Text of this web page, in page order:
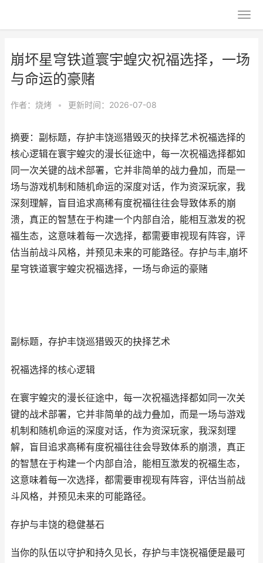
崩坏星穹铁道寰宇蝗灾祝福选择，一场
与命运的豪赌
作者： 烧烤 • 更新时间：2026-07-08
摘要：副标题，存护丰饶巡猎毁灭的抉择艺术祝福选择的
核心逻辑在寰宇蝗灾的漫长征途中，每一次祝福选择都如
同一次关键的战术部署，它并非简单的战力叠加，而是一
场与游戏机制和随机命运的深度对话，作为资深玩家，我
深刻理解，盲目追求高稀有度祝福往往会导致体系的崩
溃，真正的智慧在于构建一个内部自洽，能相互激发的祝
福生态，这意味着每一次选择，都需要审视现有阵容，评
估当前战斗风格，并预见未来的可能路径。存护与丰,崩坏
星穹铁道寰宇蝗灾祝福选择，一场与命运的豪赌
副标题，存护丰饶巡猎毁灭的抉择艺术
祝福选择的核心逻辑
在寰宇蝗灾的漫长征途中，每一次祝福选择都如同一次关
键的战术部署，它并非简单的战力叠加，而是一场与游戏
机制和随机命运的深度对话，作为资深玩家，我深刻理
解，盲目追求高稀有度祝福往往会导致体系的崩溃，真正
的智慧在于构建一个内部自洽，能相互激发的祝福生态，
这意味着每一次选择，都需要审视现有阵容，评估当前战
斗风格，并预见未来的可能路径。
存护与丰饶的稳健基石
当你的队伍以守护和持久见长，存护与丰饶祝福便是最可